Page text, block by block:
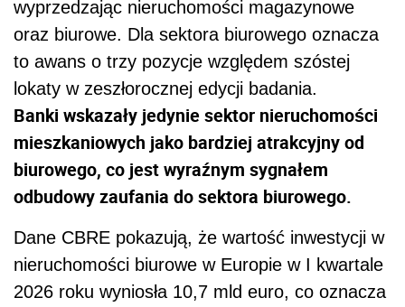
nieruchomości biurowe w Europie w I kwartale
2026 roku wyniosła 10,7 mld euro, co oznacza
wzrost o 6 proc. w porównaniu z analogicznym
okresem 2025 roku.
W całym 2025 roku wolumen inwestycji w
europejskie biurowce wzrósł o 13 proc. r/r do
48,5 mld euro.
wynika, że 72 proc. respondentów spodziewa
się zwiększenia akcji kredytowej w porównaniu
do 2025 roku, podczas gdy jedynie 7 proc.